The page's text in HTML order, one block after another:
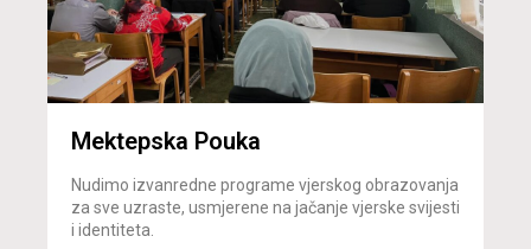
Mektepska Pouka
Nudimo izvanredne programe vjerskog obrazovanja
za sve uzraste, usmjerene na jačanje vjerske svijesti
i identiteta.